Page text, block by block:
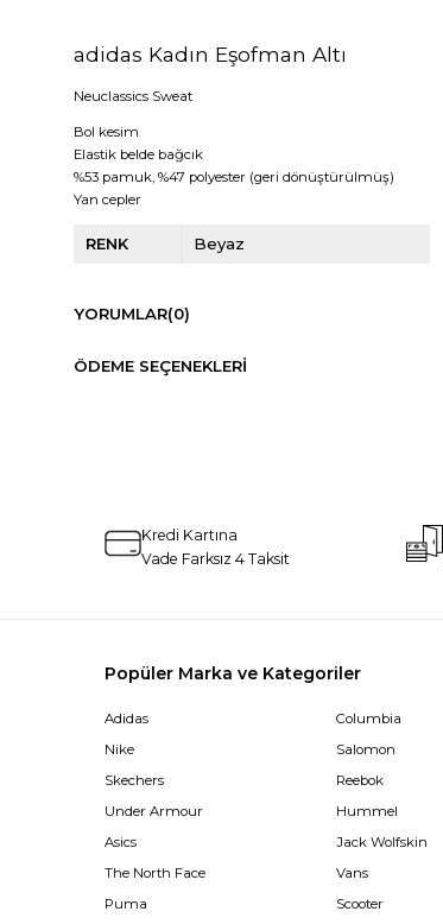
adidas Kadın Eşofman Altı
Neuclassics Sweat
Bol kesim
Elastik belde bağcık
%53 pamuk, %47 polyester (geri dönüştürülmüş)
Yan cepler
RENK Beyaz
YORUMLAR(0)
ÖDEME SEÇENEKLERI
Kredi Kartına
Vade Farksız 4 Taksit
Popüler Marka ve Kategoriler
Adidas
Nike
Skechers
Under Armour
Asics
The North Face
Puma
Columbia
Salomon
Reebok
Hummel
Jack Wolfskin
Vans
Scooter